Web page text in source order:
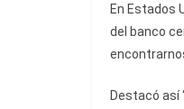
En Estados
del banco
Destacó así